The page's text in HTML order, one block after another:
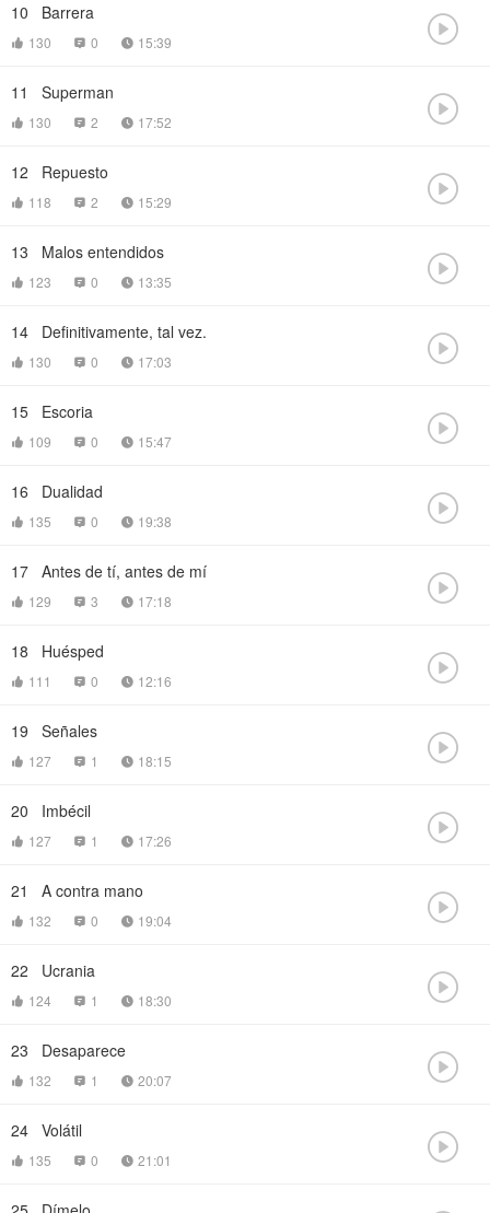
10 Barrera
 130  0  15:39 
11 Superman
 130  2  17:52 
12 Repuesto
 118  2  15:29 
13 Malos entendidos
 123  0  13:35 
14 Definitivamente, tal vez.
 130  0  17:03 
15 Escoria
 109  0  15:47 
16 Dualidad
 135  0  19:38 
17 Antes de tí, antes de mí
 129  3  17:18 
18 Huésped
 111  0  12:16 
19 Señales
 127  1  18:15 
20 Imbécil
 127  1  17:26 
21 A contra mano
 132  0  19:04 
22 Ucrania
 124  1  18:30 
23 Desaparece
 132  1  20:07 
24 Volátil
 135  0  21:01 